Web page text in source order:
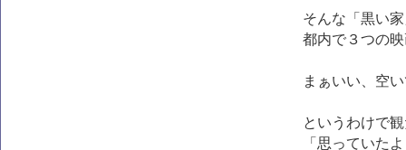
そんな「黒い
都内で３つの
まぁいい、空
というわけで
「思っていた